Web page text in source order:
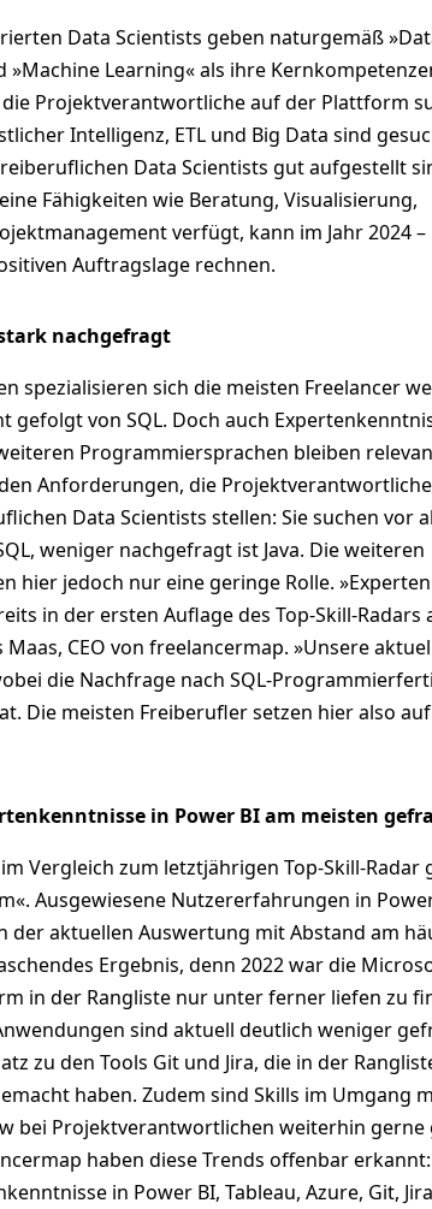
Data Scientists geben naturgemäß
»Machine Learning« als ihre
Projektverantwortliche auf der Plattform
Intelligenz, ETL und Big Data sind
Data Scientists gut aufgestellt
Fähigkeiten wie Beratung, Visualisierung,
verfügt, kann im Jahr 2024 –
Auftragslage rechnen.
nachgefragt
spezialisieren sich die meisten Freelancer
gefolgt von SQL. Doch auch
weiteren Programmiersprachen bleiben
Anforderungen, die
Data Scientists stellen: Sie suchen vor
weniger nachgefragt ist Java. Die weiteren
hier jedoch nur eine geringe Rolle.
in der ersten Auflage des Top-Skill-Radars
CEO von freelancermap. »Unsere
die Nachfrage nach SQL-
Die meisten Freiberufler setzen hier also
in Power BI am meisten
Vergleich zum letztjährigen Top-Skill-Radar
Ausgewiesene Nutzererfahrungen in
der aktuellen Auswertung mit Abstand am
Ergebnis, denn 2022 war die
in der Rangliste nur unter ferner liefen zu
sind aktuell deutlich weniger
zu den Tools Git und Jira, die in der
haben. Zudem sind Skills im Umgang
bei Projektverantwortlichen weiterhin gerne
haben diese Trends offenbar
in Power BI, Tableau, Azure, Git,